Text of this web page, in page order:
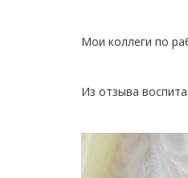
Мои коллеги по
Из отзыва